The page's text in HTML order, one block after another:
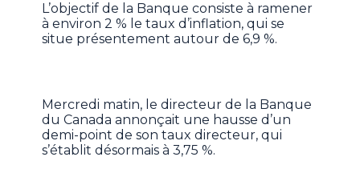
L’objectif de la Banque consiste à ramener
à environ 2 % le taux d’inflation, qui se
situe présentement autour de 6,9 %.
Mercredi matin, le directeur de la Banque
du Canada annonçait une hausse d’un
demi-point de son taux directeur, qui
s’établit désormais à 3,75 %.